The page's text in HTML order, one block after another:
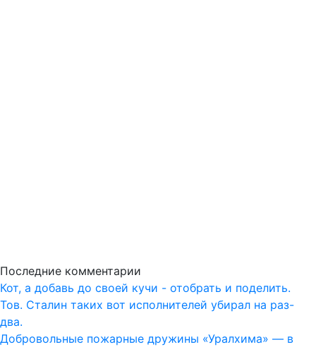
Последние комментарии
Кот, а добавь до своей кучи - отобрать и поделить.
Тов. Сталин таких вот исполнителей убирал на раз-
два.
Добровольные пожарные дружины «Уралхима» — в